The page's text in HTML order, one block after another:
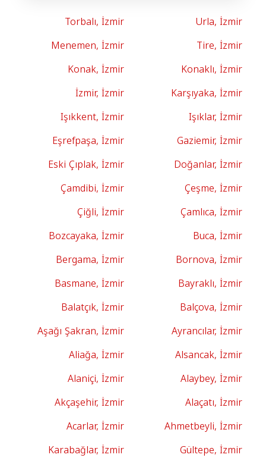
Urla, İzmir
Torbalı, İzmir
Tire, İzmir
Menemen, İzmir
Konaklı, İzmir
Konak, İzmir
Karşıyaka, İzmir
İzmir, İzmir
Işıklar, İzmir
Işıkkent, İzmir
Gaziemir, İzmir
Eşrefpaşa, İzmir
Doğanlar, İzmir
Eski Çıplak, İzmir
Çeşme, İzmir
Çamdibi, İzmir
Çamlıca, İzmir
Çiğli, İzmir
Buca, İzmir
Bozcayaka, İzmir
Bornova, İzmir
Bergama, İzmir
Bayraklı, İzmir
Basmane, İzmir
Balçova, İzmir
Balatçık, İzmir
Ayrancılar, İzmir
Aşağı Şakran, İzmir
Alsancak, İzmir
Aliağa, İzmir
Alaybey, İzmir
Alaniçi, İzmir
Alaçatı, İzmir
Akçaşehir, İzmir
Ahmetbeyli, İzmir
Acarlar, İzmir
Gültepe, İzmir
Karabağlar, İzmir